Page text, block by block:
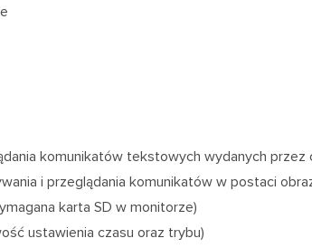
komunikatów tekstowych wydanych przez
i przeglądania komunikatów w postaci
karta SD w monitorze)
ustawienia czasu oraz trybu)